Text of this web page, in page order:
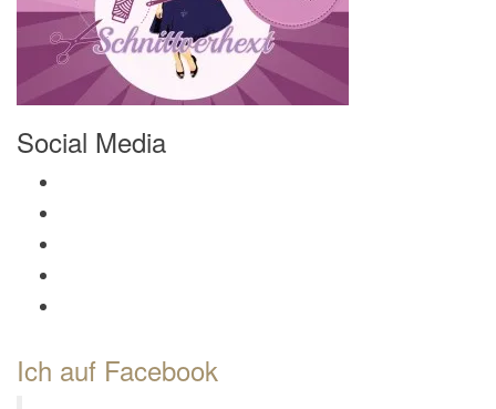
Social Media
Ich auf Facebook